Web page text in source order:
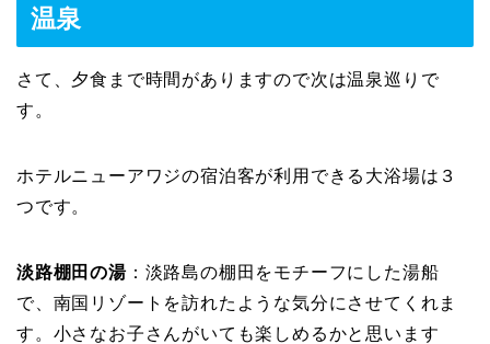
温泉
さて、夕食まで時間がありますので次は温泉巡りで
す。
ホテルニューアワジの宿泊客が利用できる大浴場は３
つです。
淡路棚田の湯：淡路島の棚田をモチーフにした湯船
で、南国リゾートを訪れたような気分にさせてくれま
す。小さなお子さんがいても楽しめるかと思います